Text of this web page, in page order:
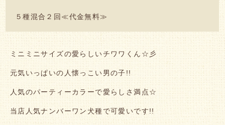
５種混合２回≪代金無料≫
ミニミニサイズの愛らしいチワワくん☆彡
元気いっぱいの人懐っこい男の子!!
人気のパーティーカラーで愛らしさ満点☆
当店人気ナンバーワン犬種で可愛いです!!